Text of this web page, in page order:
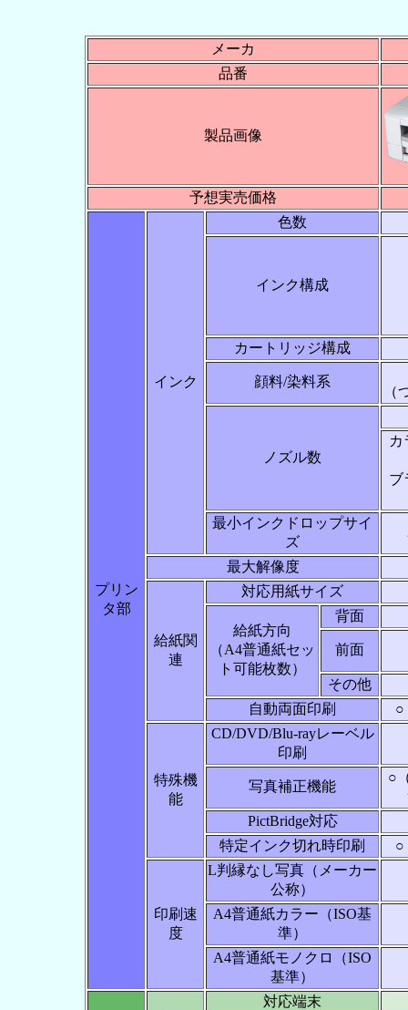
メーカ
品番
製品画像
予想実売価格
プリン
タ部
インク
色数
インク構成
カートリッジ構成
顔料/染料系
（
ノズル数
カ
ブ
最小インクドロップサイ
ズ
最大解像度
給紙関
連
対応用紙サイズ
給紙方向
（A4普通紙セッ
ト可能枚数）
背面
前面
その他
自動両面印刷
○
特殊機
能
CD/DVD/Blu-rayレーベル
印刷
写真補正機能
○
PictBridge対応
特定インク切れ時印刷
○
印刷速
度
L判縁なし写真（メーカー
公称）
A4普通紙カラー（ISO基
準）
A4普通紙モノクロ（ISO
基準）
対応端末